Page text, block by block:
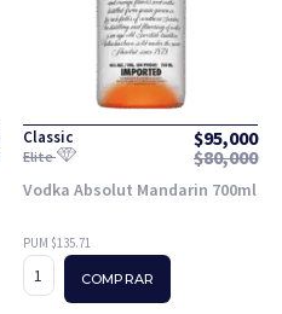
Classic $95,000
Elite $80,000
Vodka Absolut Mandarin 700ml
PUM $135.71
COMPRAR